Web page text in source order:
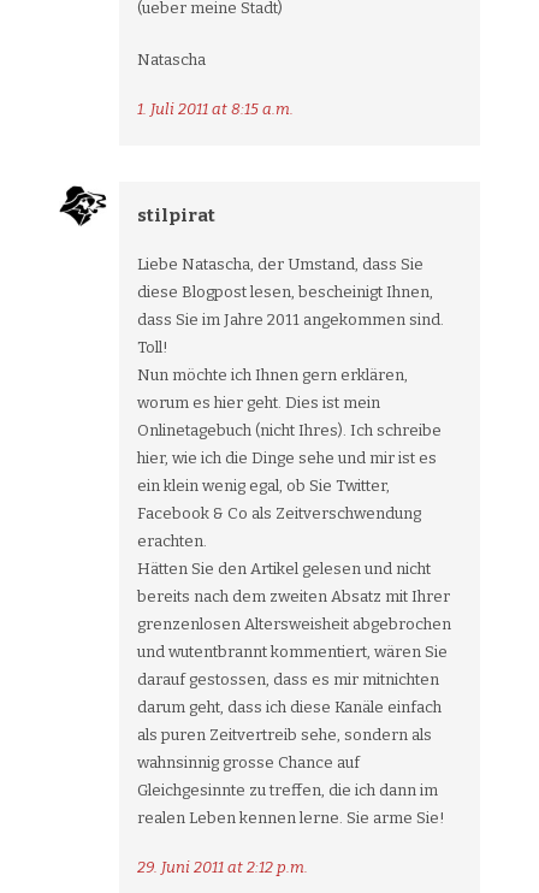
(ueber meine Stadt)
Natascha
1. Juli 2011 at 8:15 a.m.
stilpirat
Liebe Natascha, der Umstand, dass Sie
diese Blogpost lesen, bescheinigt Ihnen,
dass Sie im Jahre 2011 angekommen sind.
Toll!
Nun möchte ich Ihnen gern erklären,
worum es hier geht. Dies ist mein
Onlinetagebuch (nicht Ihres). Ich schreibe
hier, wie ich die Dinge sehe und mir ist es
ein klein wenig egal, ob Sie Twitter,
Facebook & Co als Zeitverschwendung
erachten.
Hätten Sie den Artikel gelesen und nicht
bereits nach dem zweiten Absatz mit Ihrer
grenzenlosen Altersweisheit abgebrochen
und wutentbrannt kommentiert, wären Sie
darauf gestossen, dass es mir mitnichten
darum geht, dass ich diese Kanäle einfach
als puren Zeitvertreib sehe, sondern als
wahnsinnig grosse Chance auf
Gleichgesinnte zu treffen, die ich dann im
realen Leben kennen lerne. Sie arme Sie!
29. Juni 2011 at 2:12 p.m.